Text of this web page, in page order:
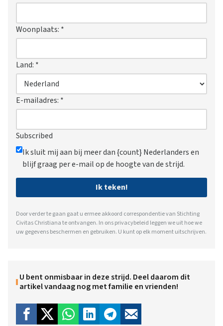
Woonplaats: *
Land: *
E-mailadres: *
Subscribed
Ik sluit mij aan bij meer dan {count} Nederlanders en
blijf graag per e-mail op de hoogte van de strijd.
Ik teken!
Door verder te gaan gaat u ermee akkoord correspondentie van Stichting
Civitas Christiana te ontvangen. In onsprivacybeleid leggen we uit hoe we
uw gegevens beschermen en gebruiken. U kunt op elk moment uitschrijven.
U bent onmisbaar in deze strijd. Deel daarom dit
artikel vandaag nog met familie en vrienden!